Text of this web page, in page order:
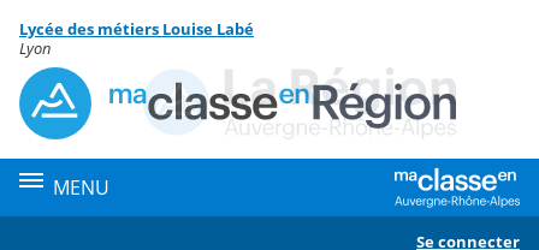
Menu de la rubrique
Contenu
Lycée des métiers Louise Labé
Lyon
MENU
Se connecter